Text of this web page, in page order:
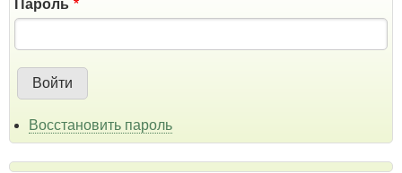
Пароль
Восстановить пароль